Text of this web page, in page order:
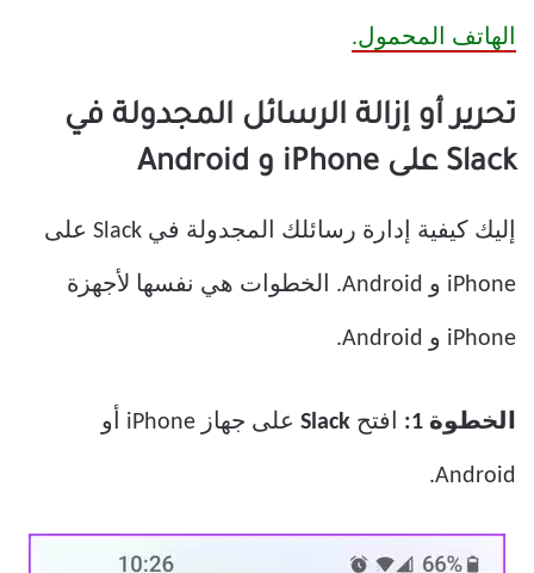
الهاتف المحمول.
تحرير أو إزالة الرسائل المجدولة في
Slack على iPhone و Android
إليك كيفية إدارة رسائلك المجدولة في Slack على
iPhone و Android. الخطوات هي نفسها لأجهزة
iPhone و Android.
الخطوة 1: افتح Slack على جهاز iPhone أو
Android.